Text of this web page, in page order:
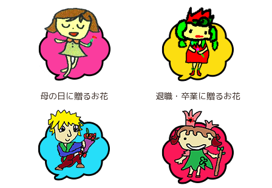
母の日に贈るお花 退職・卒業に贈るお花